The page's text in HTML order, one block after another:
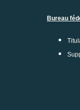
Bureau